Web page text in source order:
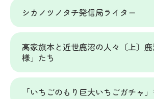
シカノツノタチ発信局ライター
高家旗本と近世鹿沼の人々〔上〕
様」たち
「いちごのもり巨大いちごガチャ